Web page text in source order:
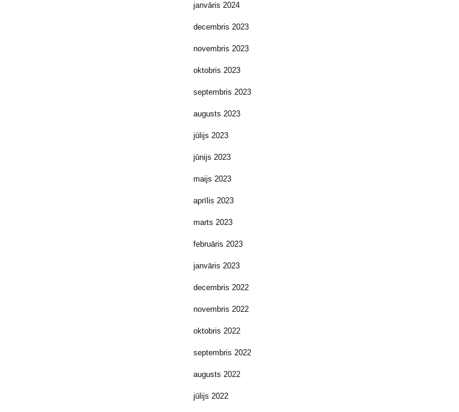
janvāris 2024
decembris 2023
novembris 2023
oktobris 2023
septembris 2023
augusts 2023
jūlijs 2023
jūnijs 2023
maijs 2023
aprīlis 2023
marts 2023
februāris 2023
janvāris 2023
decembris 2022
novembris 2022
oktobris 2022
septembris 2022
augusts 2022
jūlijs 2022